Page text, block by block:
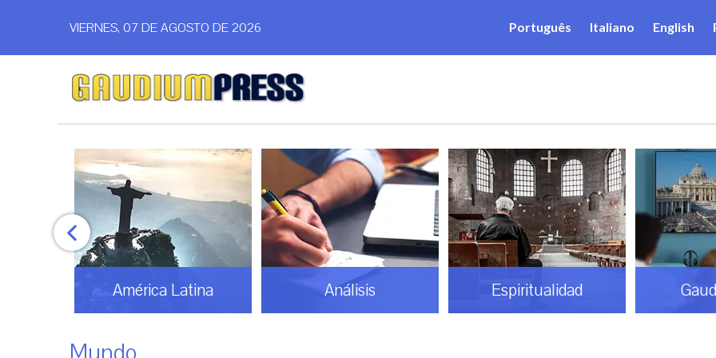
VIERNES, 07 DE AGOSTO DE 2026 Português Italiano English
América Latina Análisis Espiritualidad